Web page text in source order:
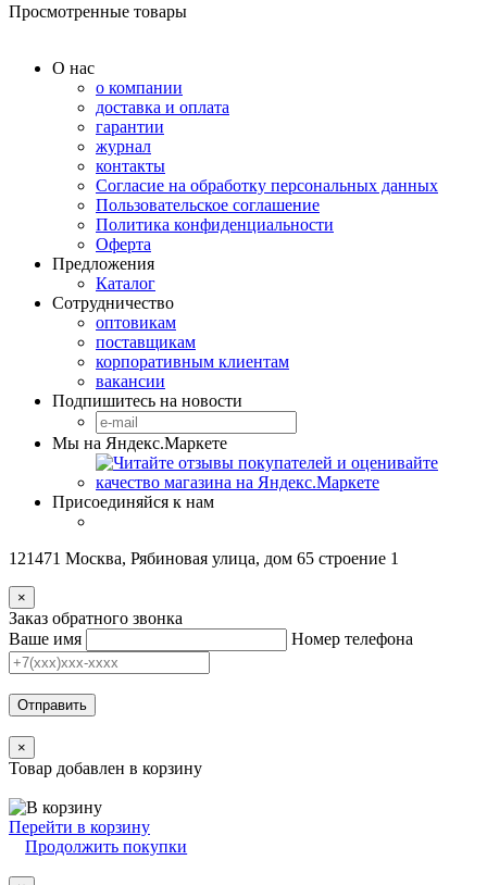
Просмотренные товары
О нас
о компании
доставка и оплата
гарантии
журнал
контакты
Согласие на обработку персональных данных
Пользовательское соглашение
Политика конфиденциальности
Оферта
Предложения
Каталог
Сотрудничество
оптовикам
поставщикам
корпоративным клиентам
вакансии
Подпишитесь на новости
Мы на Яндекс.Маркете
Присоединяйся к нам
121471 Москва, Рябиновая улица, дом 65 строение 1
×
Заказ обратного звонка
Ваше имя
Номер телефона
Отправить
×
Товар добавлен в корзину
Перейти в корзину
Продолжить покупки